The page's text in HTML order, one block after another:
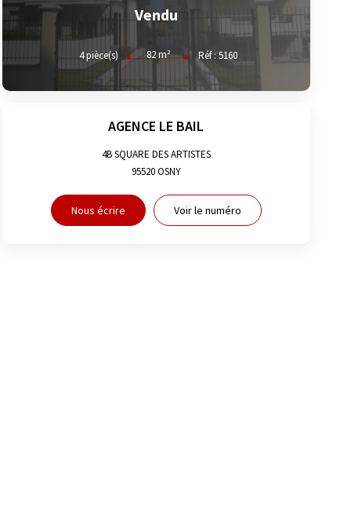
Vendu
4pièce(s) 82m² Réf :5160
AGENCE LE BAIL
4B SQUARE DES ARTISTES
95520OSNY
Nous écrire Voir le numéro